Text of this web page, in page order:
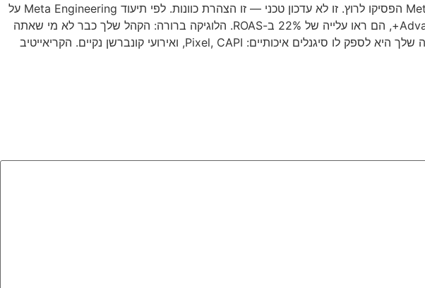
מאז ינואר 2026 קמפיינים שהסתמכו על detailed targeting ישן של Meta הפסיקו לרוץ. זו לא עדכון טכני — זו הצהרת כוונות. לפי תיעוד Meta Engineering על
מנוע Andromeda, כשמפרסמים הפעילו את יכולות הטירגוט של Advantage+, הם ראו עלייה של 22% ב-ROAS. הלוגיקה ברורה: הקהל שלך כבר לא מי שאתה
מגדיר — אלא מי שהאלגוריתם מזהה כבעל כוונת המרה גבוהה. המשימה שלך היא לספק לו סיגנלים איכותיים: Pixel, CAPI, ואירועי קונברשן נקיים. הקריאייטיב